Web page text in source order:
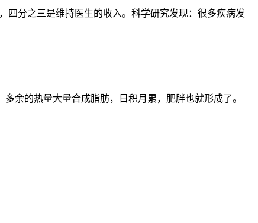
四分之三是维持医生的收入。科学研究发现：很多疾病发
余的热量大量合成脂肪，日积月累，肥胖也就形成了。